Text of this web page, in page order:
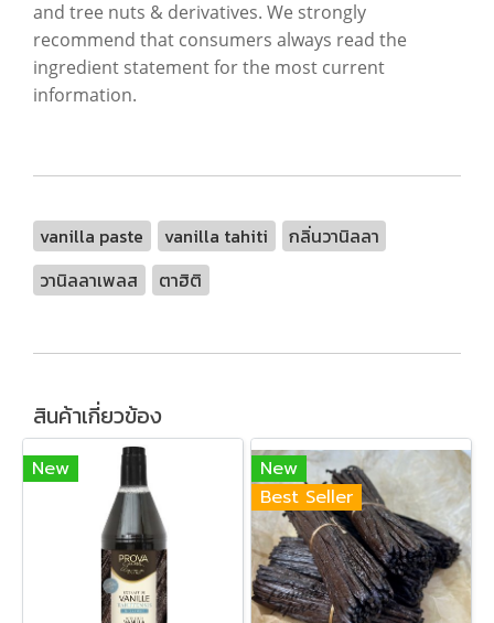
and tree nuts & derivatives. We strongly
recommend that consumers always read the
ingredient statement for the most current
information.
vanilla paste vanilla tahiti
กลิ่นวานิลลา
วานิลลาเพลส
ตาฮิติ
สินค้าเกี่ยวข้อง
New
New
Best Seller